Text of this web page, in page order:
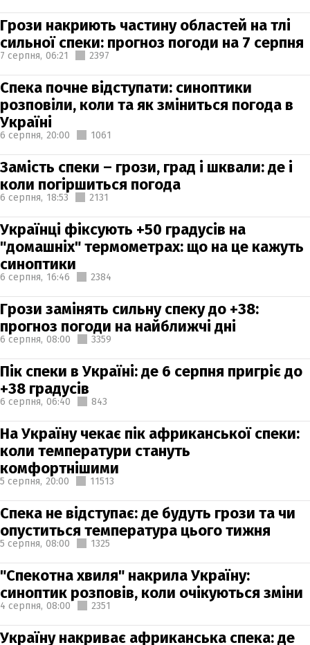
Грози накриють частину областей на тлі
сильної спеки: прогноз погоди на 7 серпня
7 серпня, 06:21 2397
Спека почне відступати: синоптики
розповіли, коли та як зміниться погода в
Україні
6 серпня, 20:00 1061
Замість спеки – грози, град і шквали: де і
коли погіршиться погода
6 серпня, 18:53 2131
Українці фіксують +50 градусів на
"домашніх" термометрах: що на це кажуть
синоптики
6 серпня, 16:46 2384
Грози замінять сильну спеку до +38:
прогноз погоди на найближчі дні
6 серпня, 08:00 3359
Пік спеки в Україні: де 6 серпня пригріє до
+38 градусів
6 серпня, 06:40 843
На Україну чекає пік африканської спеки:
коли температури стануть
комфортнішими
5 серпня, 20:00 11513
Спека не відступає: де будуть грози та чи
опуститься температура цього тижня
5 серпня, 08:00 1325
"Спекотна хвиля" накрила Україну:
синоптик розповів, коли очікуються зміни
4 серпня, 08:00 2351
Україну накриває африканська спека: де